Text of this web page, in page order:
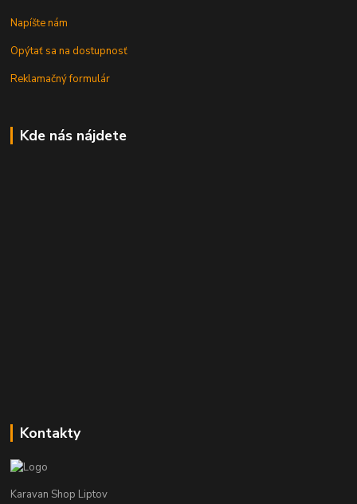
Napíšte nám
Opýtať sa na dostupnosť
Reklamačný formulár
Kde nás nájdete
Kontakty
Karavan Shop Liptov